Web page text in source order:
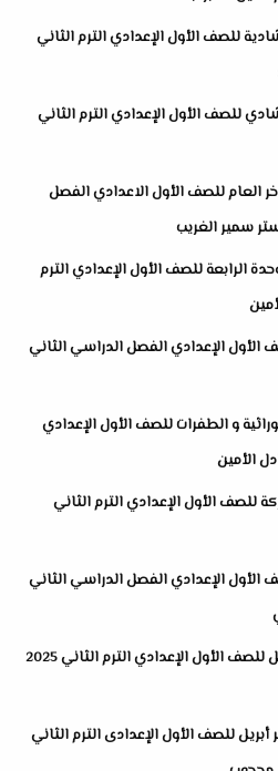
للصف الأول الإعدادي الترم الثاني
للصف الأول الإعدادي الترم الثاني
العام للصف الأول الاعدادي الفصل
الرابعة للصف الأول الإعدادي الترم
الأول الإعدادي الفصل الدراسي الثاني
و الطفرات للصف الأول الإعدادي
للصف الأول الإعدادي الترم الثاني
الأول الإعدادي الفصل الدراسي الثاني
امتحان علوم مقرر شهر أبريل للصف الأول الإعدادي الترم الثاني 2025
للصف الأول الإعدادى الترم الثاني